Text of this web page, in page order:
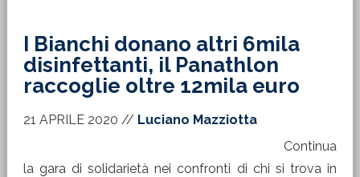
I Bianchi donano altri 6mila
disinfettanti, il Panathlon
raccoglie oltre 12mila euro
21 APRILE 2020 // Luciano Mazziotta
Continua
la gara di solidarietà nei confronti di chi si trova in